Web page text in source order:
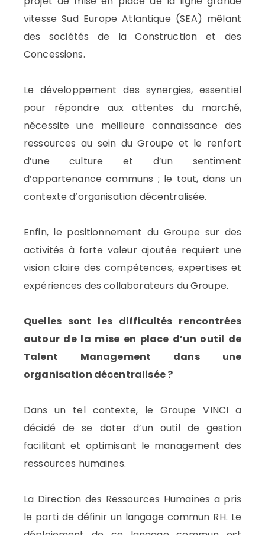
vitesse Sud Europe Atlantique (SEA) mêlant
des sociétés de la Construction et des
Concessions.
Le développement des synergies, essentiel
pour répondre aux attentes du marché,
nécessite une meilleure connaissance des
ressources au sein du Groupe et le renfort
d’une culture et d’un sentiment
d’appartenance communs ; le tout, dans un
contexte d’organisation décentralisée.
Enfin, le positionnement du Groupe sur des
activités à forte valeur ajoutée requiert une
vision claire des compétences, expertises et
expériences des collaborateurs du Groupe.
Quelles sont les difficultés rencontrées
autour de la mise en place d’un outil de
Talent Management dans une
organisation décentralisée ?
Dans un tel contexte, le Groupe VINCI a
décidé de se doter d’un outil de gestion
facilitant et optimisant le management des
ressources humaines.
La Direction des Ressources Humaines a pris
le parti de définir un langage commun RH. Le